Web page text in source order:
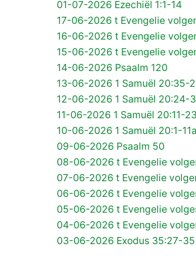
01-07-2026 Ezechiël 1:1-14
17-06-2026 t Evengelie
16-06-2026 t Evengelie
15-06-2026 t Evengelie
14-06-2026 Psaalm 120
13-06-2026 1 Samuël 20:35-
12-06-2026 1 Samuël 20:24-
11-06-2026 1 Samuël 20:11-23
10-06-2026 1 Samuël 20:1-11a
09-06-2026 Psaalm 50
08-06-2026 t Evengelie
07-06-2026 t Evengelie
06-06-2026 t Evengelie
05-06-2026 t Evengelie
04-06-2026 t Evengelie
03-06-2026 Exodus 35:27-35